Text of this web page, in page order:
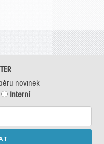
novinek
Interní